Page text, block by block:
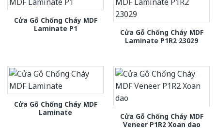
Cửa Gỗ Chống Cháy MDF
Laminate P1
Cửa Gỗ Chống Cháy MDF
Laminate P1R2 23029
Cửa Gỗ Chống Cháy MDF
Laminate
Cửa Gỗ Chống Cháy MDF
Veneer P1R2 Xoan dao